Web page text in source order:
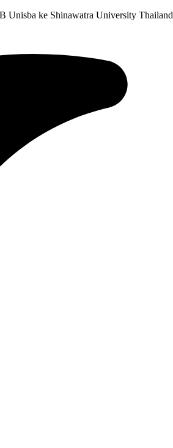
Unisba ke Shinawatra University Thailand